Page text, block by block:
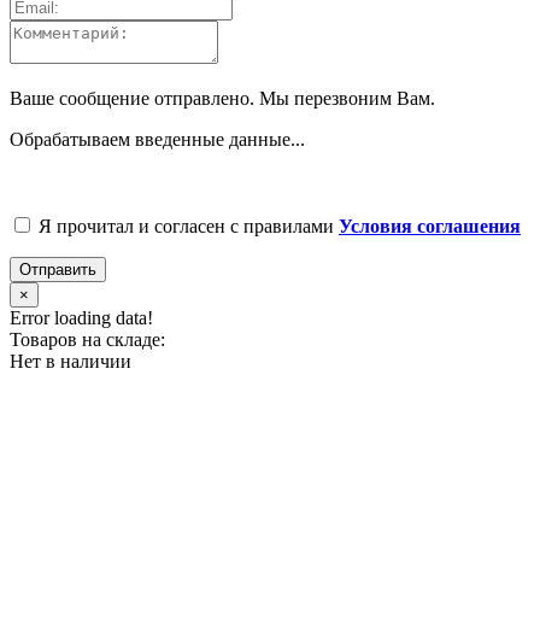
Ваше сообщение отправлено. Мы перезвоним Вам.
Обрабатываем введенные данные...
Я прочитал и согласен с правилами Условия соглашения
Отправить
×
Error loading data!
Товаров на складе:
Нет в наличии